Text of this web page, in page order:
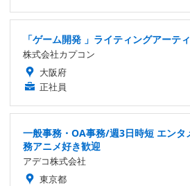
「ゲーム開発 」ライティングアーテ
株式会社カプコン
大阪府
正社員
一般事務・OA事務/週3日時短 エンタ
務アニメ好き歓迎
アデコ株式会社
東京都